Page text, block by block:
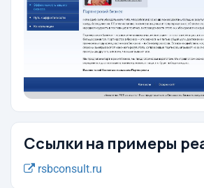
Ссылки на примеры
rsbconsult.ru